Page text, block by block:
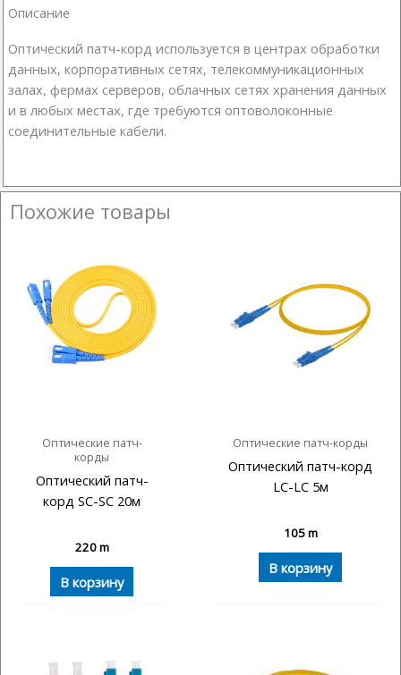
1,5м
Описание
Оптический патч-корд используется в центрах обработки
данных, корпоративных сетях, телекоммуникационных
залах, фермах серверов, облачных сетях хранения данных
и в любых местах, где требуются оптоволоконные
соединительные кабели.
Похожие товары
Оптические патч-
корды
Оптический патч-
корд SC-SC 20м
220m
В корзину
Оптические патч-корды
Оптический патч-корд
LC-LC 5м
105m
В корзину